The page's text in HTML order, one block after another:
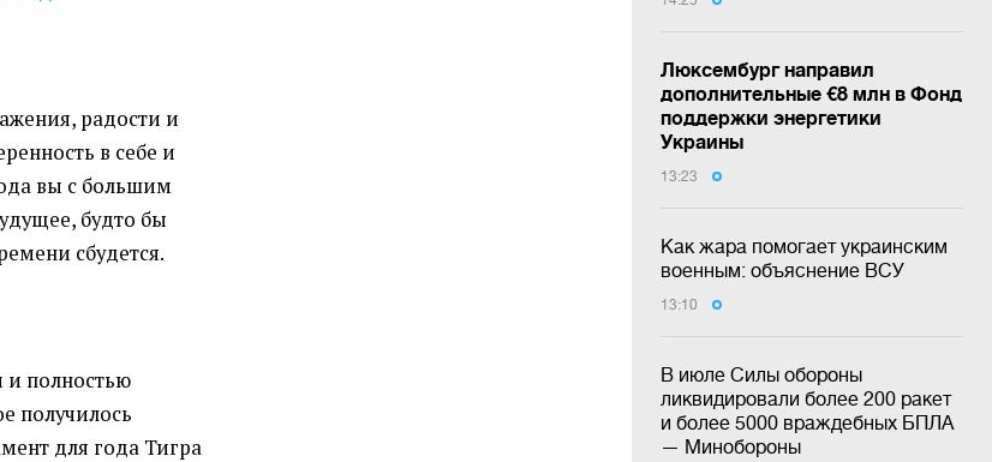
Люксембург направил
дополнительные €8 млн в Фонд
поддержки энергетики
Украины
13:23
Как жара помогает украинским
военным: объяснение ВСУ
13:10
В июле Силы обороны
ликвидировали более 200 ракет
и более 5000 враждебных БПЛА
— Минобороны
радости и
в себе и
вы с большим
будто бы
сбудется.
и полностью
получилось
для года Тигра